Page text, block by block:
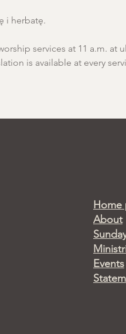
i herbatę.
services at 11 a.m. at
is available at every
Home
About
Events